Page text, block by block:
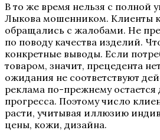
В то же время нельзя с полной
Лыкова мошенником. Клиенты
обращались с жалобами. Не
по поводу качества изделий.
конкретные выводы. Если
товаром, значит, прецедента
ожидания не соответствуют
реклама по-прежнему остается
прогресса. Поэтому число
расти, учитывая иллюзию
цены, кожи, дизайна.